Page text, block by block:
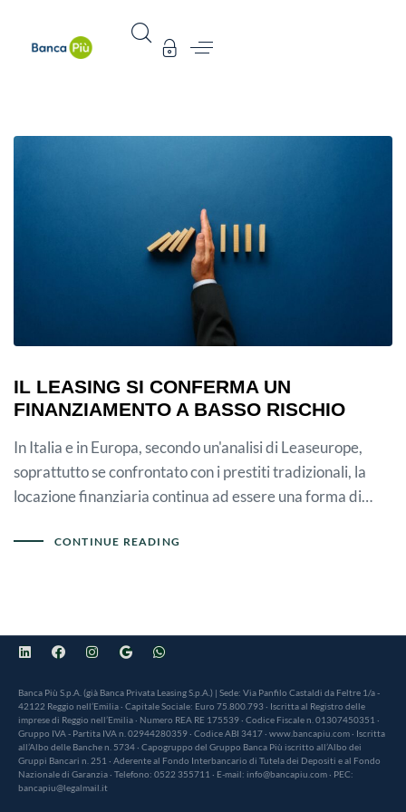
IL LEASING SI CONFERMA UN
FINANZIAMENTO A BASSO RISCHIO
In Italia e in Europa, secondo un'analisi di Leaseurope,
soprattutto se confrontato con i prestiti tradizionali, la
locazione finanziaria continua ad essere una forma di…
CONTINUE READING
Banca Più S.p.A. (già Banca Privata Leasing S.p.A.) | Sede: Via Panfilo Castaldi da Feltre 1/a -
42122 Reggio nell’Emilia · Capitale Sociale: Euro 75.800.793 · Iscritta al Registro delle
imprese di Reggio nell’Emilia · Numero REA RE 175539 · Codice Fiscale n. 01307450351 ·
Gruppo IVA - Partita IVA n. 02944280359 · Codice ABI 3417 · www.bancapiu.com · Iscritta
all’Albo delle Banche n. 5734 · Capogruppo del Gruppo Banca Più iscritto all’Albo dei
Gruppi Bancari n. 251 · Aderente al Fondo Interbancario di Tutela dei Depositi e al Fondo
Nazionale di Garanzia · Telefono: 0522 355711 · E-mail: info@bancapiu.com · PEC:
bancapiu@legalmail.it